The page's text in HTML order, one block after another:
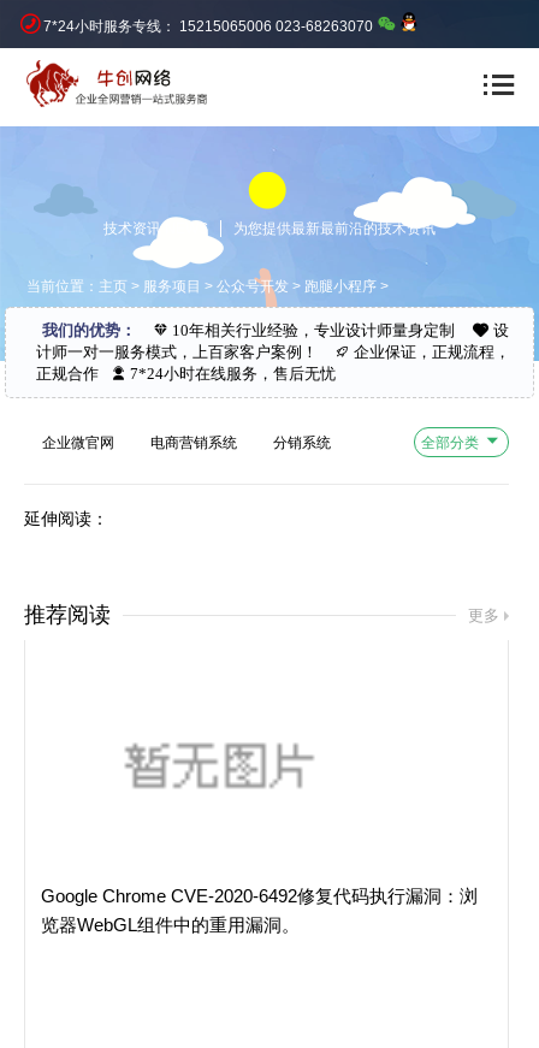
7*24小时服务专线： 15215065006 023-68263070
技术资讯 NEWS 为您提供最新最前沿的技术资讯
当前位置： 主页 > 服务项目 >公众号开发 > 跑腿小程序 >
我们的优势： 10年相关行业经验，专业设计师量身定制
设
计师一对一服务模式，上百家客户案例！
企业保证，正规流程，
正规合作
7*24小时在线服务，售后无忧
企业微官网 电商营销系统 分销系统 全部分类
延伸阅读：
推荐阅读 更多
Google Chrome CVE-2020-6492修复代码执行漏洞：浏
览器WebGL组件中的重用漏洞。